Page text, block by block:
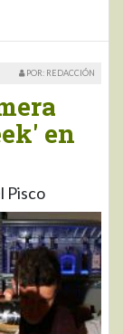
POR: REDACCIÓN
en
Pisco